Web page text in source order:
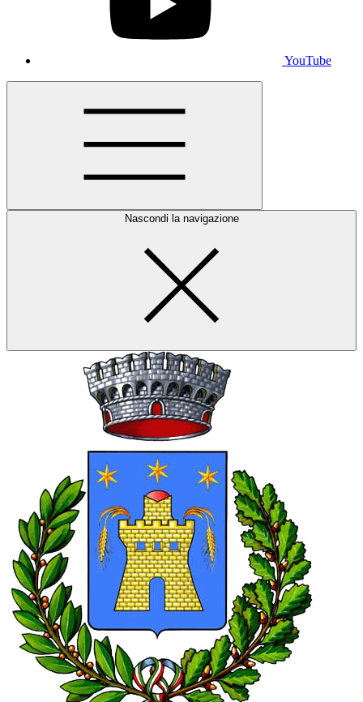
YouTube
Nascondi la navigazione